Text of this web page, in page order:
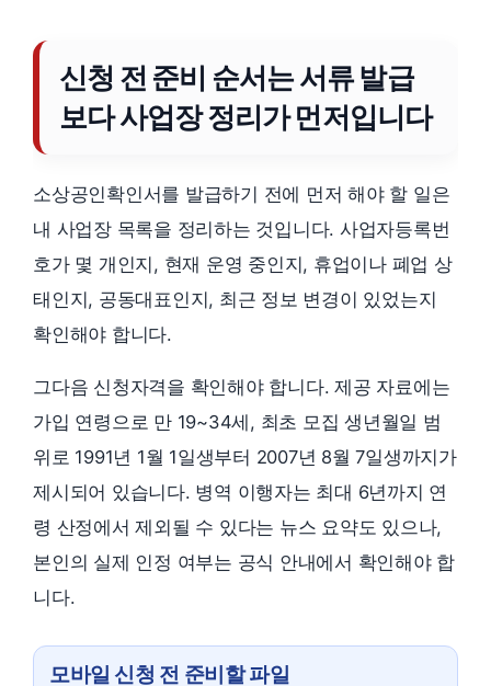
신청 전 준비 순서는 서류 발급
보다 사업장 정리가 먼저입니다
소상공인확인서를 발급하기 전에 먼저 해야 할 일은
내 사업장 목록을 정리하는 것입니다. 사업자등록번
호가 몇 개인지, 현재 운영 중인지, 휴업이나 폐업 상
태인지, 공동대표인지, 최근 정보 변경이 있었는지
확인해야 합니다.
그다음 신청자격을 확인해야 합니다. 제공 자료에는
가입 연령으로 만 19~34세, 최초 모집 생년월일 범
위로 1991년 1월 1일생부터 2007년 8월 7일생까지가
제시되어 있습니다. 병역 이행자는 최대 6년까지 연
령 산정에서 제외될 수 있다는 뉴스 요약도 있으나,
본인의 실제 인정 여부는 공식 안내에서 확인해야 합
니다.
모바일 신청 전 준비할 파일